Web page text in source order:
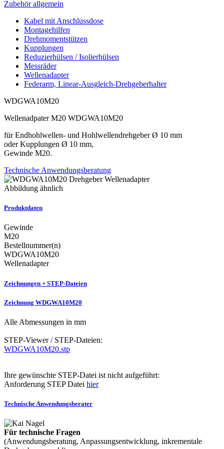
Zubehör allgemein
Kabel mit Anschlussdose
Montagehilfen
Drehmomentstützen
Kupplungen
Reduzierhülsen / Isolierhülsen
Messräder
Wellenadapter
Federarm, Linear-Ausgleich-Drehgeberhalter
WDGWA10M20
Wellenadpater M20 WDGWA10M20
für Endhohlwellen- und Hohlwellendrehgeber Ø 10 mm
oder Kupplungen Ø 10 mm,
Gewinde M20.
Technische Anwendungsberatung
Abbildung ähnlich
Produktdaten
Gewinde
M20
Bestellnummer(n)
WDGWA10M20
Wellenadapter
Zeichnungen + STEP-Dateien
Zeichnung WDGWA10M20
Alle Abmessungen in mm
STEP-Viewer / STEP-Dateien:
WDGWA10M20.stp
Ihre gewünschte STEP-Datei ist nicht aufgeführt:
Anforderung STEP Datei hier
Technische Anwendungsberater
Für technische Fragen
(Anwendungsberatung, Anpassungsentwicklung, inkrementale